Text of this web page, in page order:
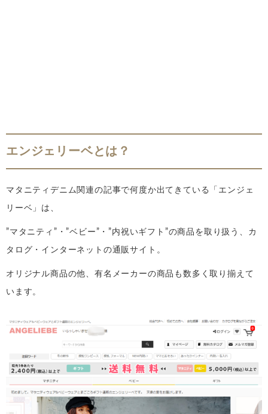
エンジェリーベとは？
マタニティデニム関連の記事で何度か出てきている「エンジェ
リーベ」は、
”マタニティ”・”ベビー”・”内祝いギフト”の商品を取り扱う、カ
タログ・インターネットの通販サイト。
オリジナル商品の他、有名メーカーの商品も数多く取り揃えて
います。